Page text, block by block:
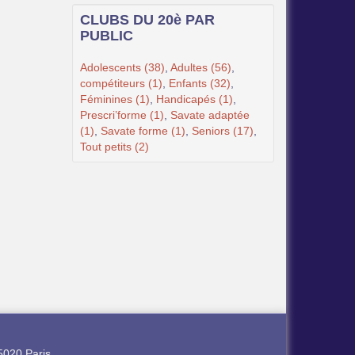
CLUBS DU 20è PAR
PUBLIC
Adolescents (38) Adultes (56)
compétiteurs (1)
Enfants (32)
Féminines (1)
Handicapés (1)
Prescri’forme (1)
Savate adaptée
(1)
Savate forme (1) Seniors (17)
Tout petits (2)